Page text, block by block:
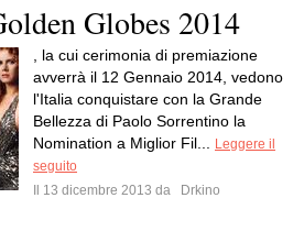
Globes 2014
, la cui cerimonia di premiazione
avverrà il 12 Gennaio 2014, vedono
l'Italia conquistare con la Grande
Bellezza di Paolo Sorrentino la
Nomination a Miglior Fil...
Leggere il
seguito
Il 13 dicembre 2013 da
Drkino